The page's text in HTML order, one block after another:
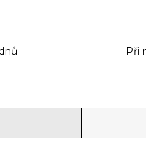
Při